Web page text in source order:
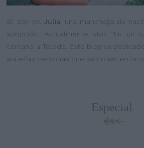
Sí, soy yo.Julia , una manchega de
adopción. Actualmente vivo "En un
cercano a Toledo. Este blog va
aquellas personas que se inicien en la
Especial